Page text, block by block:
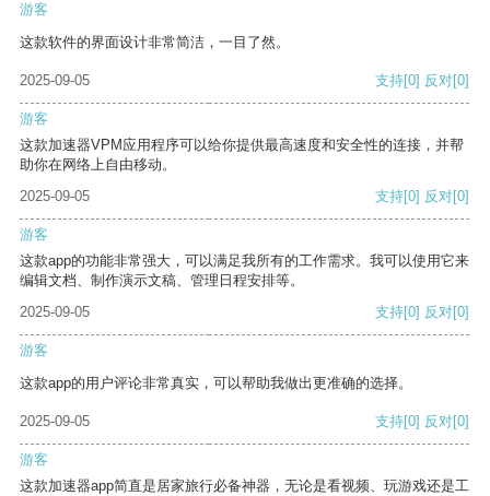
游客
这款软件的界面设计非常简洁，一目了然。
2025-09-05 支持[0] 反对[0]
游客
这款加速器VPM应用程序可以给你提供最高速度和安全性的连接，并帮
助你在网络上自由移动。
2025-09-05
支持[0] 反对[0]
游客
这款app的功能非常强大，可以满足我所有的工作需求。我可以使用它来
编辑文档、制作演示文稿、管理日程安排等。
2025-09-05
支持[0] 反对[0]
游客
这款app的用户评论非常真实，可以帮助我做出更准确的选择。
2025-09-05 支持[0] 反对[0]
游客
这款加速器app简直是居家旅行必备神器，无论是看视频、玩游戏还是工